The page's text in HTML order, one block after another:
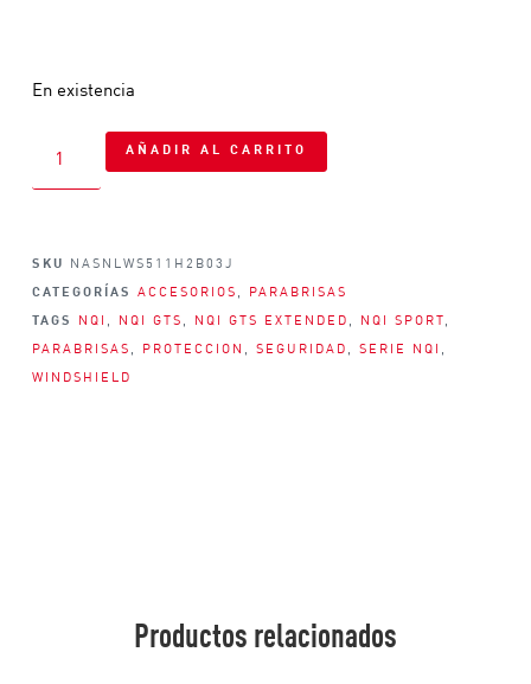
En existencia
AÑADIR AL CARRITO
SKU NASNLWS511H2B03J
CATEGORÍAS ACCESORIOS , PARABRISAS
TAGS NQI , NQI GTS , NQI GTS EXTENDED , NQI SPORT ,
PARABRISAS , PROTECCION , SEGURIDAD , SERIE NQI ,
WINDSHIELD
Productos relacionados